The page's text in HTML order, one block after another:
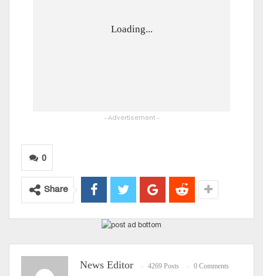
Loading...
- Advertisement -
0
Share
News Editor 4269 Posts 0 Comments